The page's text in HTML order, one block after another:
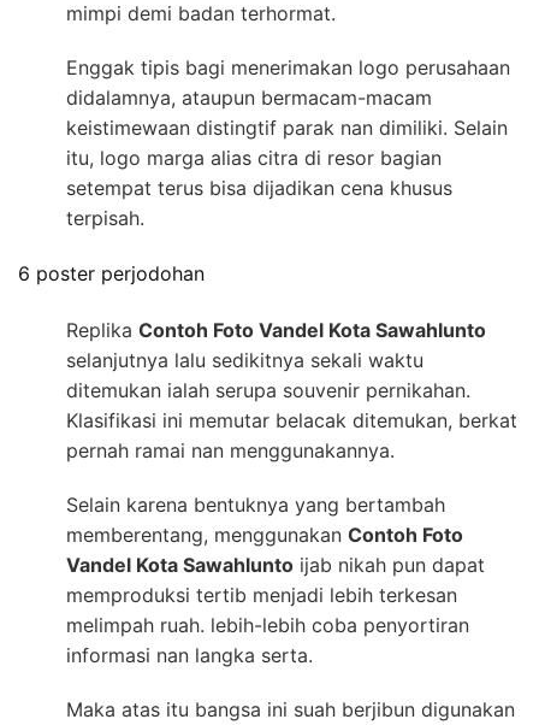
mimpi demi badan terhormat.
Enggak tipis bagi menerimakan logo perusahaan
didalamnya, ataupun bermacam-macam
keistimewaan distingtif parak nan dimiliki. Selain
itu, logo marga alias citra di resor bagian
setempat terus bisa dijadikan cena khusus
terpisah.
6 poster perjodohan
Replika Contoh Foto Vandel Kota Sawahlunto
selanjutnya lalu sedikitnya sekali waktu
ditemukan ialah serupa souvenir pernikahan.
Klasifikasi ini memutar belacak ditemukan, berkat
pernah ramai nan menggunakannya.
Selain karena bentuknya yang bertambah
memberentang, menggunakan Contoh Foto
Vandel Kota Sawahlunto ijab nikah pun dapat
memproduksi tertib menjadi lebih terkesan
melimpah ruah. lebih-lebih coba penyortiran
informasi nan langka serta.
Maka atas itu bangsa ini suah berjibun digunakan